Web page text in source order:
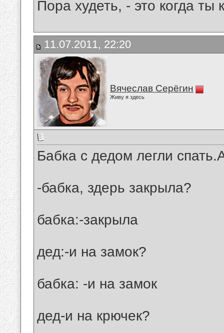
Пора худеть, - это когда ты
11.07.2011, 22:20
Вячеслав Серёгин
Живу я здесь
Бабка с дедом легли
-бабка, здерь закрыла?
бабка:-закрыла
дед:-и на замок?
бабка: -и на замок
дед-и на крючек?